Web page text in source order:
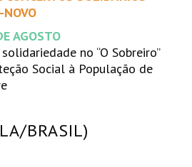
AGOSTO
no “O Sobreiro”
Social à População de
BRASIL)